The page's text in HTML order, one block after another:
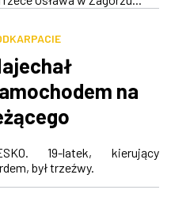
na
zginął na
19-latek, kierujący
był trzeźwy.